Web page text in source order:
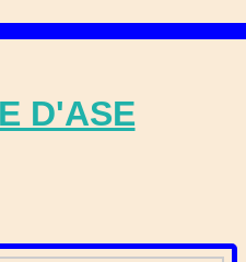
D'ASE